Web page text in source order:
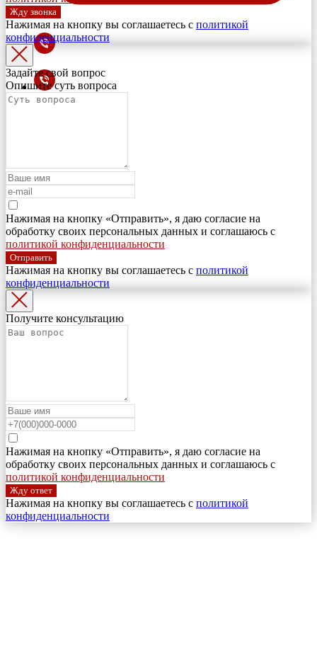
Жду звонка
Нажимая на кнопку вы соглашаетесь с политикой
конфиденциальности
Задайте свой вопрос
Опишите суть вопроса
Нажимая на кнопку «Отправить», я даю согласие на
обработку своих персональных данных и соглашаюсь с
политикой конфиденциальности
Отправить
Нажимая на кнопку вы соглашаетесь с политикой
конфиденциальности
Получите консультацию
Нажимая на кнопку «Отправить», я даю согласие на
обработку своих персональных данных и соглашаюсь с
политикой конфиденциальности
Жду ответ
Нажимая на кнопку вы соглашаетесь с политикой
конфиденциальности